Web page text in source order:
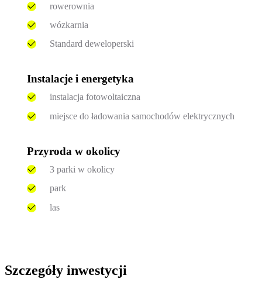
rowerownia
wózkarnia
Standard deweloperski
Instalacje i energetyka
instalacja fotowoltaiczna
miejsce do ładowania samochodów elektrycznych
Przyroda w okolicy
3 parki w okolicy
park
las
Szczegóły inwestycji